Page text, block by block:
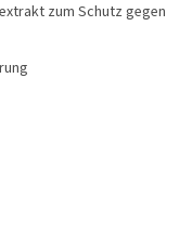
zum Schutz gegen